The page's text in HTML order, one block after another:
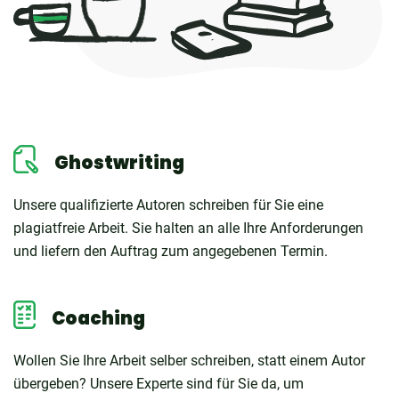
Ghostwriting
Unsere qualifizierte Autoren schreiben für Sie eine
plagiatfreie Arbeit. Sie halten an alle Ihre Anforderungen
und liefern den Auftrag zum angegebenen Termin.
Coaching
Wollen Sie Ihre Arbeit selber schreiben, statt einem Autor
übergeben? Unsere Experte sind für Sie da, um